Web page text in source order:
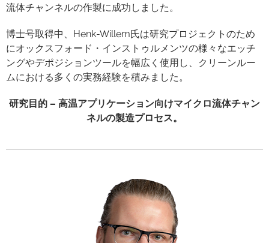
流体チャンネルの作製に成功しました。
博士号取得中、Henk-Willem氏は研究プロジェクトのため
にオックスフォード・インストゥルメンツの様々なエッチ
ングやデポジションツールを幅広く使用し、クリーンルー
ムにおける多くの実務経験を積みました。
研究目的 – 高温アプリケーション向けマイクロ流体チャン
ネルの製造プロセス。